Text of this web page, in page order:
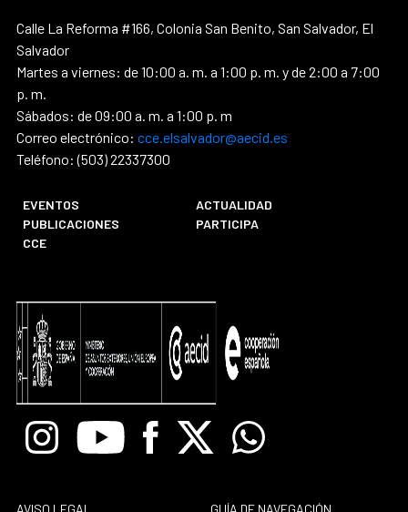
Calle La Reforma #166, Colonia San Benito, San Salvador, El
Salvador
Martes a viernes: de 10:00 a. m. a 1:00 p. m. y de 2:00 a 7:00
p. m.
Sábados: de 09:00 a. m. a 1:00 p. m
Correo electrónico: cce.elsalvador@aecid.es
Teléfono: (503) 22337300
EVENTOS
ACTUALIDAD
PUBLICACIONES
PARTICIPA
CCE
InstagramYoutube Facebook
X Whatsapp